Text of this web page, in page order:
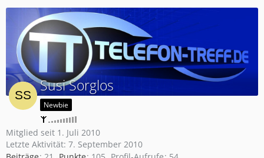
Susi Sorglos
Newbie
Mitglied seit 1. Juli 2010
Letzte Aktivität: 7. September 2010